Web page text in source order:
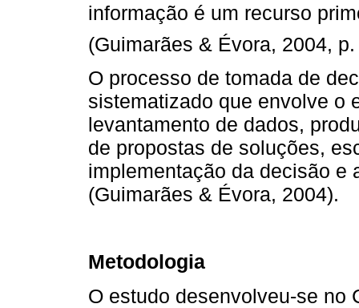
informação é um recurso
(Guimarães & Évora, 2004,
O processo de tomada de
sistematizado que envolve o
levantamento de dados,
de propostas de soluções,
implementação da decisão e
(Guimarães & Évora, 2004).
Metodologia
O estudo desenvolveu-se no